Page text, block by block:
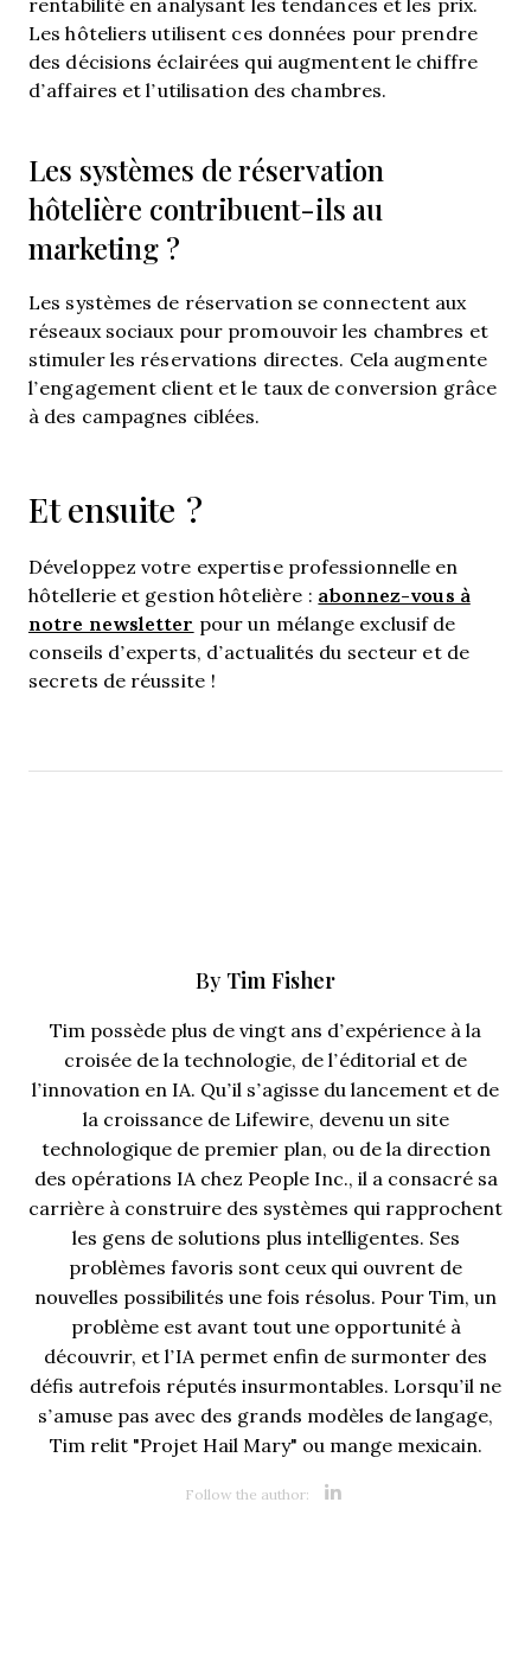
Les hôteliers utilisent ces données pour prendre
des décisions éclairées qui augmentent le chiffre
d’affaires et l’utilisation des chambres.
Les systèmes de réservation
hôtelière contribuent-ils au
marketing ?
Les systèmes de réservation se connectent aux
réseaux sociaux pour promouvoir les chambres et
stimuler les réservations directes. Cela augmente
l’engagement client et le taux de conversion grâce
à des campagnes ciblées.
Et ensuite ?
Développez votre expertise professionnelle en
hôtellerie et gestion hôtelière : abonnez-vous à
notre newsletter pour un mélange exclusif de
conseils d’experts, d’actualités du secteur et de
secrets de réussite !
By Tim Fisher
Tim possède plus de vingt ans d’expérience à la
croisée de la technologie, de l’éditorial et de
l’innovation en IA. Qu’il s’agisse du lancement et de
la croissance de Lifewire, devenu un site
technologique de premier plan, ou de la direction
des opérations IA chez People Inc., il a consacré sa
carrière à construire des systèmes qui rapprochent
les gens de solutions plus intelligentes. Ses
problèmes favoris sont ceux qui ouvrent de
nouvelles possibilités une fois résolus. Pour Tim, un
problème est avant tout une opportunité à
découvrir, et l’IA permet enfin de surmonter des
défis autrefois réputés insurmontables. Lorsqu’il ne
s’amuse pas avec des grands modèles de langage,
Tim relit "Projet Hail Mary" ou mange mexicain.
Follow the author: